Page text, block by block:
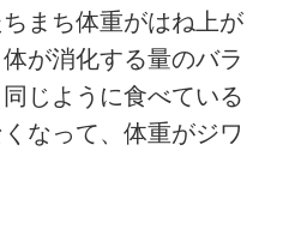
まち体重がはね上が
が消化する量のバラ
じように食べている
なって、体重がジワ